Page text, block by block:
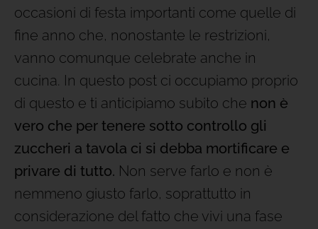
occasioni di festa importanti come quelle di
fine anno che, nonostante le restrizioni,
vanno comunque celebrate anche in
cucina. In questo post ci occupiamo proprio
di questo e ti anticipiamo subito che non è
vero che per tenere sotto controllo gli
zuccheri a tavola ci si debba mortificare e
privare di tutto. Non serve farlo e non è
nemmeno giusto farlo, soprattutto in
considerazione del fatto che vivi una fase